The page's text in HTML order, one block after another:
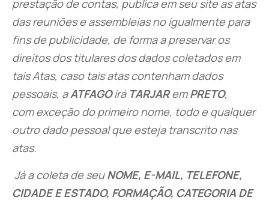
prestação de contas, publica em seu site as atas
das reuniões e assembleias no igualmente para
fins de publicidade, de forma a preservar os
direitos dos titulares dos dados coletados em
tais Atas, caso tais atas contenham dados
pessoais, aATFAGOirá TARJARemPRETO,
com exceção do primeiro nome, todo e qualquer
outro dado pessoal que esteja transcrito nas
atas.
Já a coleta de seuNOME, E-MAIL, TELEFONE,
CIDADE E ESTADO, FORMAÇÃO, CATEGORIA DE